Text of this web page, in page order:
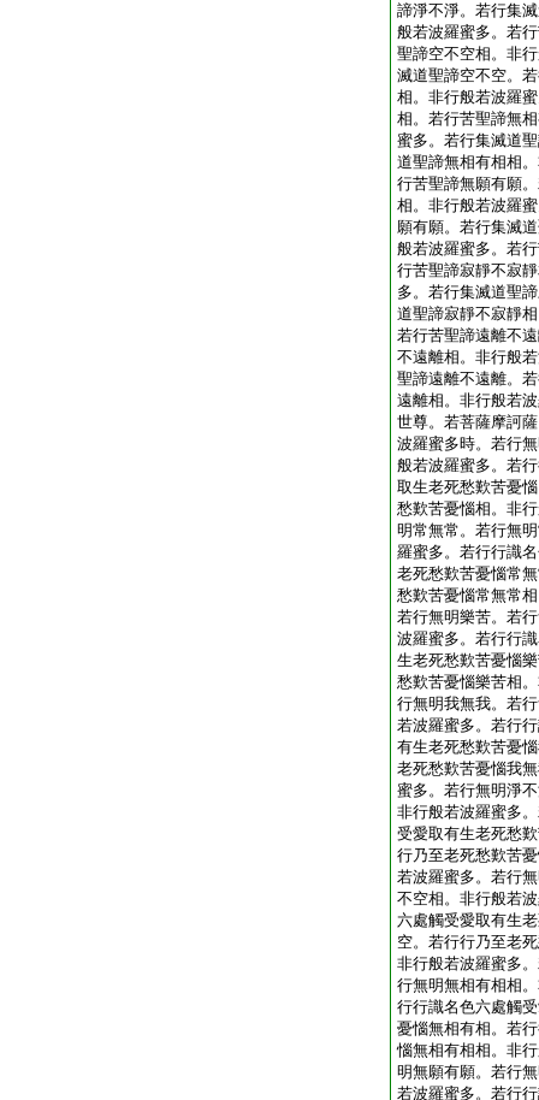
諦淨不淨。若行集
般若波羅蜜多。若
聖諦空不空相。非
滅道聖諦空不空。
相。非行般若波羅
相。若行苦聖諦無
蜜多。若行集滅道
道聖諦無相有相相
行苦聖諦無願有願
相。非行般若波羅
願有願。若行集滅
般若波羅蜜多。若
行苦聖諦寂靜不寂
多。若行集滅道聖
道聖諦寂靜不寂靜
若行苦聖諦遠離不
不遠離相。非行般
聖諦遠離不遠離。
遠離相。非行般若
世尊。若菩薩摩訶
波羅蜜多時。若行
般若波羅蜜多。若
取生老死愁歎苦憂
愁歎苦憂惱相。非
明常無常。若行無
羅蜜多。若行行識
老死愁歎苦憂惱常
愁歎苦憂惱常無常
若行無明樂苦。若
波羅蜜多。若行行
生老死愁歎苦憂惱
愁歎苦憂惱樂苦相
行無明我無我。若
若波羅蜜多。若行
有生老死愁歎苦憂
老死愁歎苦憂惱我
蜜多。若行無明淨
非行般若波羅蜜多
受愛取有生老死愁
行乃至老死愁歎苦
若波羅蜜多。若行
不空相。非行般若
六處觸受愛取有生
空。若行行乃至老
非行般若波羅蜜多
行無明無相有相相
行行識名色六處觸
憂惱無相有相。若
惱無相有相相。非
明無願有願。若行
若波羅蜜多。若行